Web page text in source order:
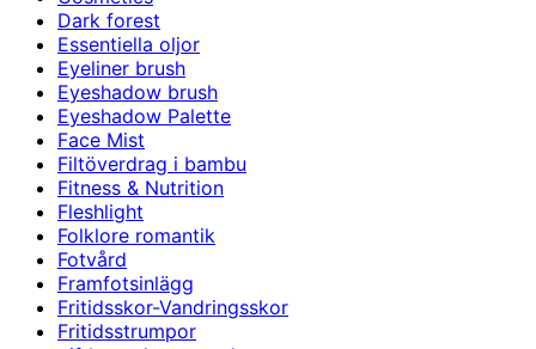
Dark forest
Essentiella oljor
Eyeliner brush
Eyeshadow brush
Eyeshadow Palette
Face Mist
Filtöverdrag i bambu
Fitness & Nutrition
Fleshlight
Folklore romantik
Fotvård
Framfotsinlägg
Fritidsskor-Vandringsskor
Fritidsstrumpor